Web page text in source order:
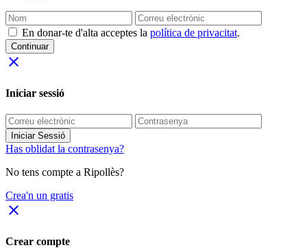
En donar-te d'alta acceptes la política de privacitat.
Continuar
close
Iniciar sessió
Iniciar Sessió
Has oblidat la contrasenya?
No tens compte a Ripollès?
Crea'n un gratis
close
Crear compte